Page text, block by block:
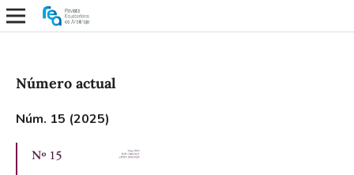
Número actual
Núm. 15 (2025)